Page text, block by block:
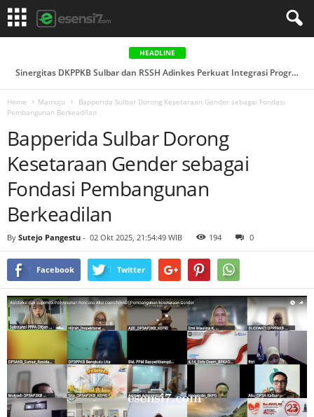
HEADLINE
Sinergitas DKPPKB Sulbar dan RSSH Adinkes Perkuat Integrasi Program AIDS, Tuberkulosis & Malaria di ...
Home Mamuju
Bapperida Sulbar Dorong Kesetaraan Gender sebagai Fondasi
Pembangunan Berkeadilan
Bapperida Sulbar Dorong
Kesetaraan Gender sebagai
Fondasi Pembangunan
Berkeadilan
By Sutejo Pangestu - 02 Okt 2025, 21:54:49 WIB 194 0
Facebook Twitter